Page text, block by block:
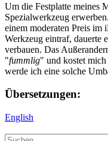
Um die Festplatte meines
Spezialwerkzeug
einem moderaten Preis im
Werkzeug eintraf, dauerte
verbauen. Das
"fummlig" und kostet
werde ich eine solche
Übersetzungen:
English